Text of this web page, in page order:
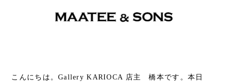
こんにちは。Gallery KARIOCA 店主 橋本です。本日